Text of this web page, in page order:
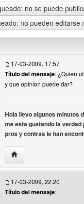
no se puede
no pueden editarse
del usuario
17-03-2009, 17:57
Título del mensaje: ¿Quien
y que opinion puede dar?
Hola llevo algunos minutos
me esta gustando la
pros y contras le han
Visitar sitio web del
17-03-2009, 22:20
Título del mensaje: